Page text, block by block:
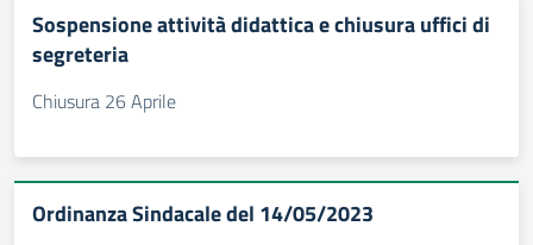
Sospensione attività didattica e chiusura uffici di
segreteria
Chiusura 26 Aprile
Ordinanza Sindacale del 14/05/2023